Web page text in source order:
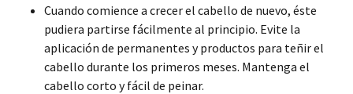
Cuando comience a crecer el cabello de nuevo, éste
pudiera partirse fácilmente al principio. Evite la
aplicación de permanentes y productos para teñir el
cabello durante los primeros meses. Mantenga el
cabello corto y fácil de peinar.